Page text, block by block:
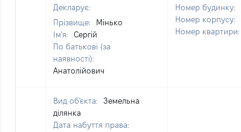
Декларує:
Прізвище:
Мінько
Ім'я:
Сергій
По батькові (за
наявності):
Анатолійович
Номер будинку:
Номер корпусу:
Номер квартири:
Вид об'єкта:
Земельна
ділянка
Дата набуття права: